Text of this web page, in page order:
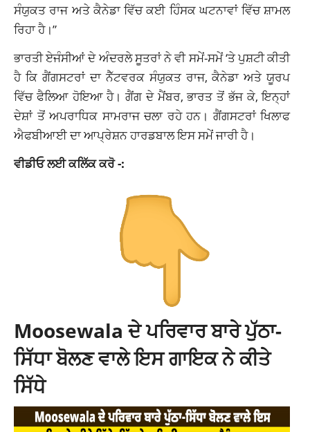
ਸੰਯੁਕਤ ਰਾਜ ਅਤੇ ਕੈਨੇਡਾ ਵਿੱਚ ਕਈ ਹਿੰਸਕ ਘਟਨਾਵਾਂ ਵਿੱਚ ਸ਼ਾਮਲ
ਰਿਹਾ ਹੈ।”
ਭਾਰਤੀ ਏਜੰਸੀਆਂ ਦੇ ਅੰਦਰਲੇ ਸੂਤਰਾਂ ਨੇ ਵੀ ਸਮੇਂ-ਸਮੇਂ ‘ਤੇ ਪੁਸ਼ਟੀ ਕੀਤੀ
ਹੈ ਕਿ ਗੈਂਗਸਟਰਾਂ ਦਾ ਨੈੱਟਵਰਕ ਸੰਯੁਕਤ ਰਾਜ, ਕੈਨੇਡਾ ਅਤੇ ਯੂਰਪ
ਵਿੱਚ ਫੈਲਿਆ ਹੋਇਆ ਹੈ। ਗੈਂਗ ਦੇ ਮੈਂਬਰ, ਭਾਰਤ ਤੋਂ ਭੱਜ ਕੇ, ਇਨ੍ਹਾਂ
ਦੇਸ਼ਾਂ ਤੋਂ ਅਪਰਾਧਿਕ ਸਾਮਰਾਜ ਚਲਾ ਰਹੇ ਹਨ। ਗੈਂਗਸਟਰਾਂ ਖਿਲਾਫ
ਐਫਬੀਆਈ ਦਾ ਆਪ੍ਰੇਸ਼ਨ ਹਾਰਡਬਾਲ ਇਸ ਸਮੇਂ ਜਾਰੀ ਹੈ।
ਵੀਡੀਓ ਲਈ ਕਲਿੱਕ ਕਰੋ -:
Moosewala ਦੇ ਪਰਿਵਾਰ ਬਾਰੇ ਪੁੱਠਾ-
ਸਿੱਧਾ ਬੋਲਣ ਵਾਲੇ ਇਸ ਗਾਇਕ ਨੇ ਕੀਤੇ
ਸਿੱਧੇ